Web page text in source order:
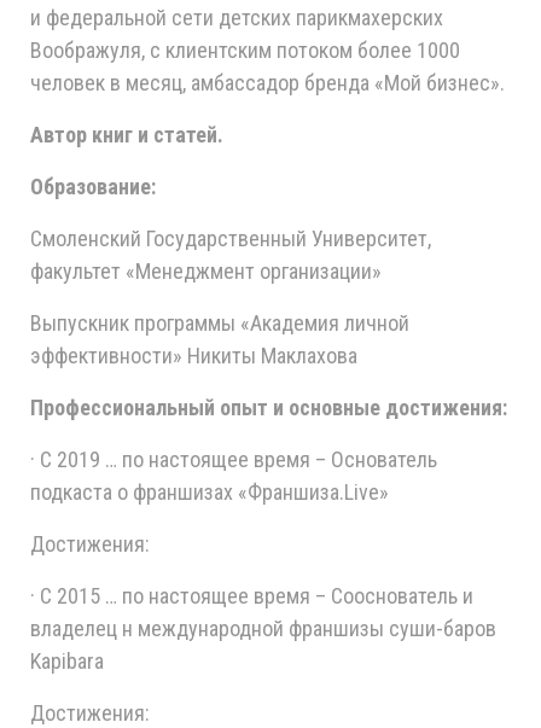
и федеральной сети детских парикмахерских
Воображуля, с клиентским потоком более 1000
человек в месяц, амбассадор бренда «Мой бизнес».
Автор книг и статей.
Образование:
Смоленский Государственный Университет,
факультет «Менеджмент организации»
Выпускник программы «Академия личной
эффективности» Никиты Маклахова
Профессиональный опыт и основные достижения:
· С 2019 … по настоящее время – Основатель
подкаста о франшизах «Франшиза.Live»
Достижения:
· С 2015 … по настоящее время – Сооснователь и
владелец н международной франшизы суши-баров
Kapibara
Достижения: